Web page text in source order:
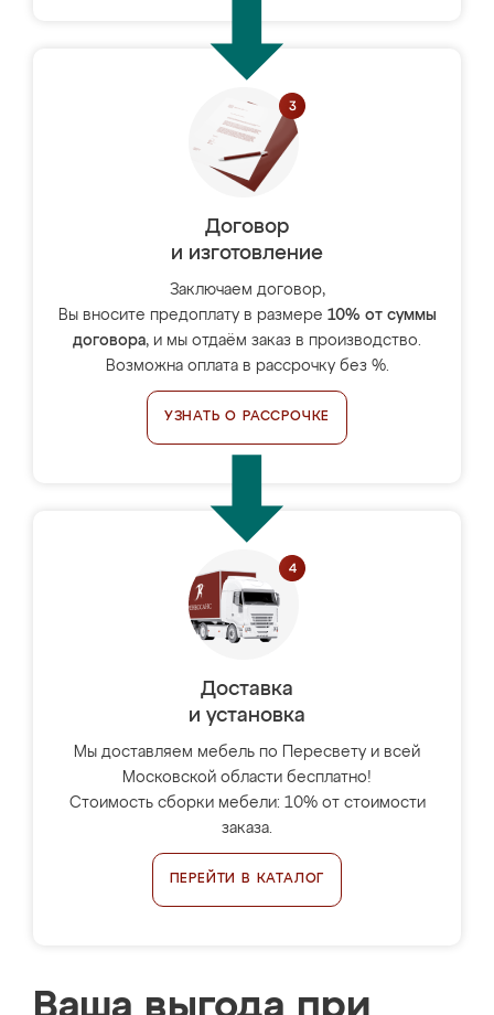
Договор
и изготовление
Заключаем договор,
Вы вносите предоплату в размере 10% от суммы
договора, и мы отдаём заказ в производство.
Возможна оплата в рассрочку без %.
УЗНАТЬ О РАССРОЧКЕ
Доставка
и установка
Мы доставляем мебель по Пересвету и всей
Московской области бесплатно!
Стоимость сборки мебели: 10% от стоимости
заказа.
ПЕРЕЙТИ В КАТАЛОГ